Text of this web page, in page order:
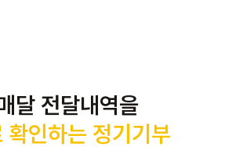
달 전달내역을
확인하는 정기기부